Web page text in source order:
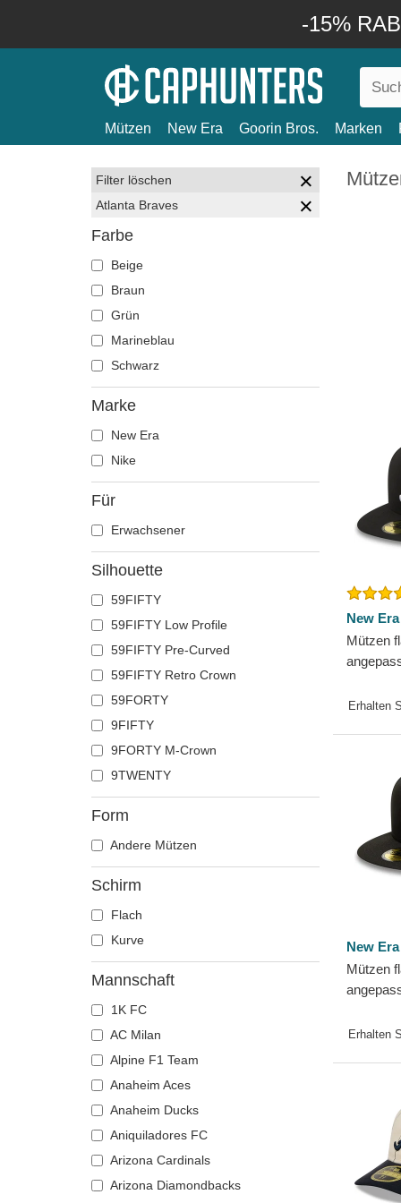
-15%
Mützen New Era Goorin Bros. Marken
Filter löschen
Atlanta Braves
Farbe
Beige
Braun
Grün
Marineblau
Schwarz
Marke
New Era
Nike
Für
Erwachsener
Silhouette
59FIFTY
59FIFTY Low Profile
59FIFTY Pre-Curved
59FIFTY Retro Crown
59FORTY
9FIFTY
9FORTY M-Crown
9TWENTY
Form
Andere Mützen
Schirm
Flach
Kurve
Mannschaft
1K FC
AC Milan
Alpine F1 Team
Anaheim Aces
Anaheim Ducks
Aniquiladores FC
Arizona Cardinals
Arizona Diamondbacks
New Era
Mützen
MLB
Erhalten
New Era
Mützen
Atlanta
New Era
Erhalten